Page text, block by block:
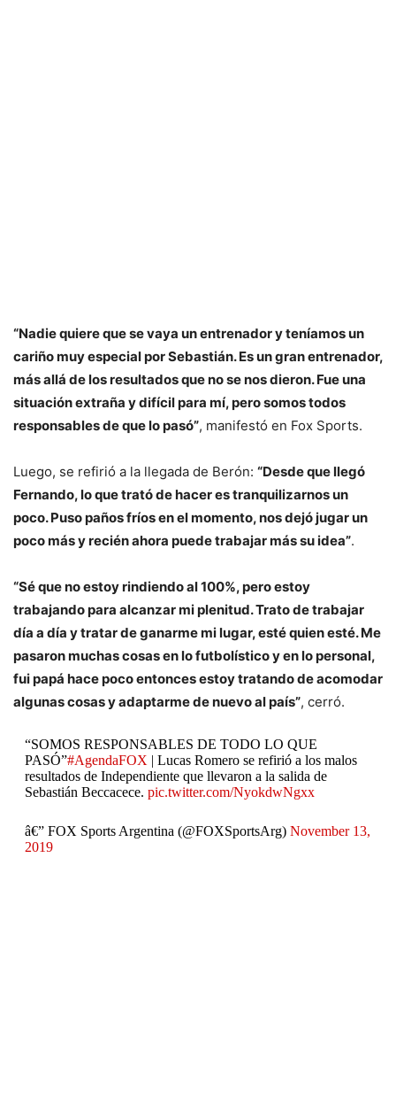
“Nadie quiere que se vaya un entrenador y teníamos un
cariño muy especial por Sebastián. Es un gran entrenador,
más allá de los resultados que no se nos dieron. Fue una
situación extraña y difícil para mí, pero somos todos
responsables de que lo pasó”, manifestó en Fox Sports.
Luego, se refirió a la llegada de Berón: “Desde que llegó
Fernando, lo que trató de hacer es tranquilizarnos un
poco. Puso paños fríos en el momento, nos dejó jugar un
poco más y recién ahora puede trabajar más su idea”.
“Sé que no estoy rindiendo al 100%, pero estoy
trabajando para alcanzar mi plenitud. Trato de trabajar
día a día y tratar de ganarme mi lugar, esté quien esté. Me
pasaron muchas cosas en lo futbolístico y en lo personal,
fui papá hace poco entonces estoy tratando de acomodar
algunas cosas y adaptarme de nuevo al país”, cerró.
“SOMOS RESPONSABLES DE TODO LO QUE
PASÓ”#AgendaFOX | Lucas Romero se refirió a los malos
resultados de Independiente que llevaron a la salida de
Sebastián Beccacece. pic.twitter.com/NyokdwNgxx
â€” FOX Sports Argentina (@FOXSportsArg) November 13,
2019